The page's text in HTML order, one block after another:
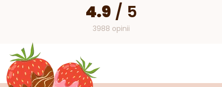
4.9 / 5
3988 opinii